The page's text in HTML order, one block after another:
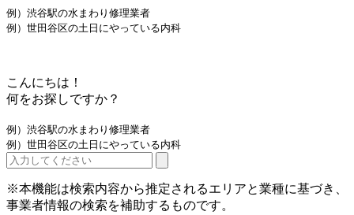
例）渋谷駅の水まわり修理業者
例）世田谷区の土日にやっている内科
こんにちは！
何をお探しですか？
例）渋谷駅の水まわり修理業者
例）世田谷区の土日にやっている内科
※本機能は検索内容から推定されるエリアと業種に基づき、
事業者情報の検索を補助するものです。